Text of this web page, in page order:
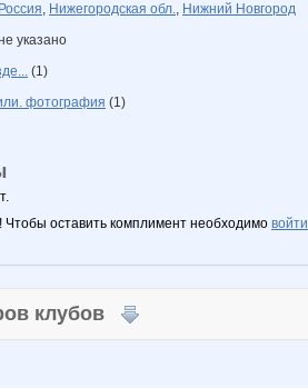
Россия, Нижегородская обл., Нижний Новгород
указано
(1)
фотография (1)
Чтобы оставить комплимент необходимо войти
клубов